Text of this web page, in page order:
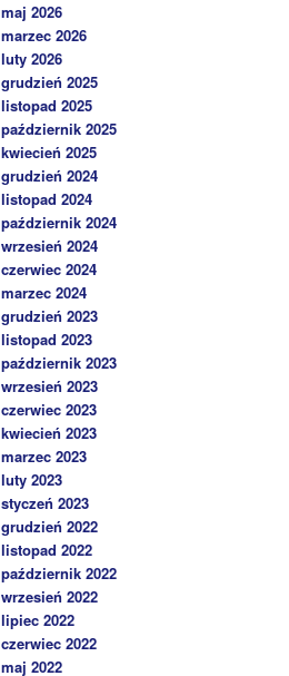
maj 2026
marzec 2026
luty 2026
grudzień 2025
listopad 2025
październik 2025
kwiecień 2025
grudzień 2024
listopad 2024
październik 2024
wrzesień 2024
czerwiec 2024
marzec 2024
grudzień 2023
listopad 2023
październik 2023
wrzesień 2023
czerwiec 2023
kwiecień 2023
marzec 2023
luty 2023
styczeń 2023
grudzień 2022
listopad 2022
październik 2022
wrzesień 2022
lipiec 2022
czerwiec 2022
maj 2022